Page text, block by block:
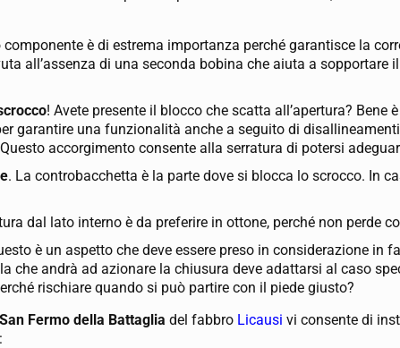
componente è di estrema importanza perché garantisce la
all’assenza di una seconda bobina che aiuta a
! Avete presente il blocco che scatta all’apertura?
garantire una funzionalità anche a seguito di
accorgimento consente alla serratura di potersi
. La controbacchetta è la parte dove si blocca lo scrocco. In
dal lato interno è da preferire in ottone, perché non perde
è un aspetto che deve essere preso in considerazione in
che andrà ad azionare la chiusura deve adattarsi al caso
rischiare quando si può partire con il piede giusto?
Fermo della Battagliadel fabbro Licausi vi consente di